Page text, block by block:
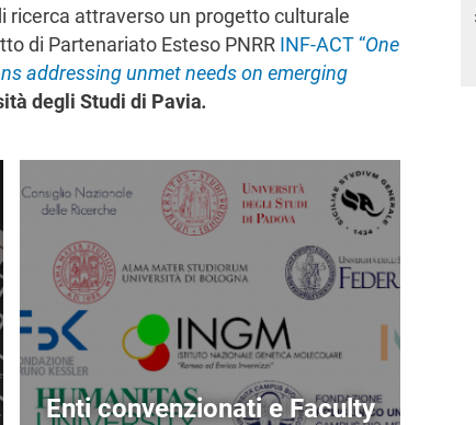
ricerca attraverso un progetto culturale
di Partenariato Esteso PNRR INF-ACT “One
addressing unmet needs on emerging
degli Studi di Pavia.
Enti convenzionati e Faculty